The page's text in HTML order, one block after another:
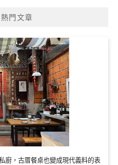
門文章
廚，古厝餐桌也變成現代義料的表